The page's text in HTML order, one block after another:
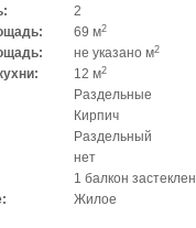
2
69 м2
не указано м2
12 м2
Раздельные
Кирпич
Раздельный
нет
1 балкон застеклен
Жилое